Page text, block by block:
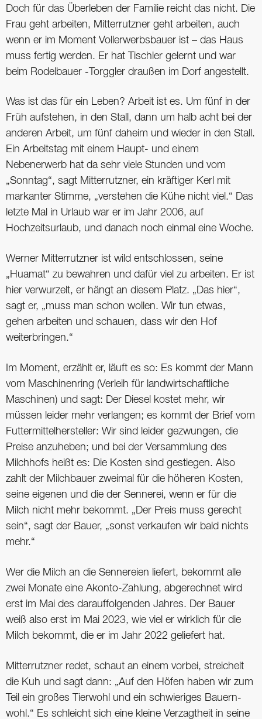
Doch für das Überleben der Familie reicht das nicht. Die
Frau geht arbeiten, Mitterrutzner geht arbeiten, auch
wenn er im Moment Vollerwerbsbauer ist – das Haus
muss fertig werden. Er hat Tischler gelernt und war
beim Rodelbauer -Torggler draußen im Dorf angestellt.
Was ist das für ein Leben? Arbeit ist es. Um fünf in der
Früh aufstehen, in den Stall, dann um halb acht bei der
anderen Arbeit, um fünf daheim und wieder in den Stall.
Ein Arbeitstag mit einem Haupt- und einem
Nebenerwerb hat da sehr viele Stunden und vom
„Sonntag“, sagt Mitterrutzner, ein kräftiger Kerl mit
markanter Stimme, „verstehen die Kühe nicht viel.“ Das
letzte Mal in Urlaub war er im Jahr 2006, auf
Hochzeitsurlaub, und danach noch einmal eine Woche.
Werner Mitterrutzner ist wild entschlossen, seine
„Huamat“ zu bewahren und dafür viel zu arbeiten. Er ist
hier verwurzelt, er hängt an diesem Platz. „Das hier“,
sagt er, „muss man schon wollen. Wir tun etwas,
gehen arbeiten und schauen, dass wir den Hof
weiterbringen.“
Im Moment, erzählt er, läuft es so: Es kommt der Mann
vom Maschinenring (Verleih für landwirtschaftliche
Maschinen) und sagt: Der Diesel kostet mehr, wir
müssen leider mehr verlangen; es kommt der Brief vom
Futtermittelhersteller: Wir sind leider gezwungen, die
Preise anzuheben; und bei der Versammlung des
Milchhofs heißt es: Die Kosten sind gestiegen. Also
zahlt der Milchbauer zweimal für die höheren Kosten,
seine eigenen und die der Sennerei, wenn er für die
Milch nicht mehr bekommt. „Der Preis muss gerecht
sein“, sagt der Bauer, „sonst verkaufen wir bald nichts
mehr.“
Wer die Milch an die Sennereien liefert, bekommt alle
zwei Monate eine Akonto-Zahlung, abgerechnet wird
erst im Mai des darauffolgenden Jahres. Der Bauer
weiß also erst im Mai 2023, wie viel er wirklich für die
Milch bekommt, die er im Jahr 2022 geliefert hat.
Mitterrutzner redet, schaut an einem vorbei, streichelt
die Kuh und sagt dann: „Auf den Höfen haben wir zum
Teil ein großes Tierwohl und ein schwieriges Bauern-
wohl.“ Es schleicht sich eine kleine Verzagtheit in seine